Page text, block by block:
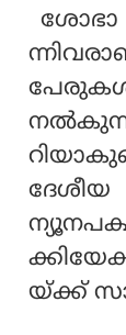
നല്‍കുന്ന
യ്ക്ക്